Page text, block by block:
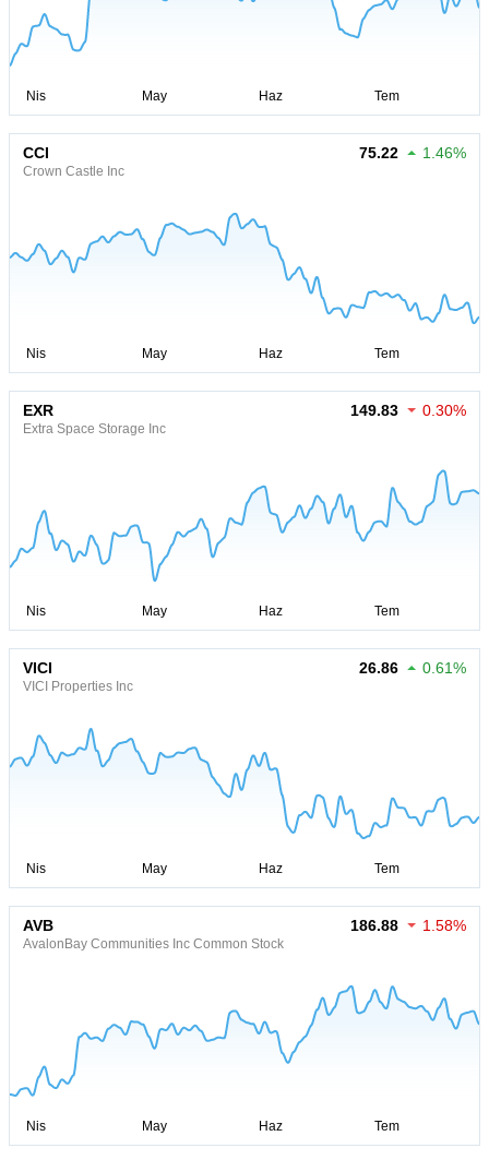
CCI
Crown Castle Inc
75.22 1.46%
EXR
Extra Space Storage Inc
149.83 0.30%
VICI
VICI Properties Inc
26.86 0.61%
AVB
AvalonBay Communities Inc Common Stock
186.88 1.58%